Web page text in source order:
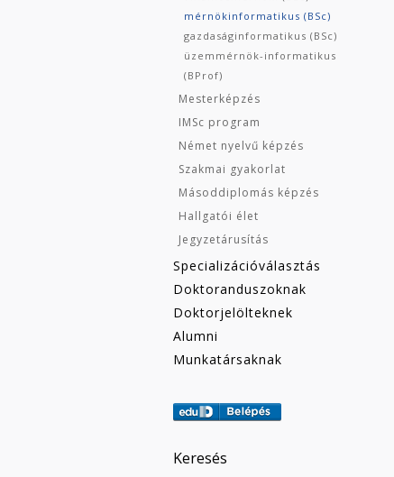
mérnökinformatikus (BSc)
gazdaságinformatikus (BSc)
üzemmérnök-informatikus
(BProf)
Mesterképzés
IMSc program
Német nyelvű képzés
Szakmai gyakorlat
Másoddiplomás képzés
Hallgatói élet
Jegyzetárusítás
Specializációválasztás
Doktoranduszoknak
Doktorjelölteknek
Alumni
Munkatársaknak
Keresés